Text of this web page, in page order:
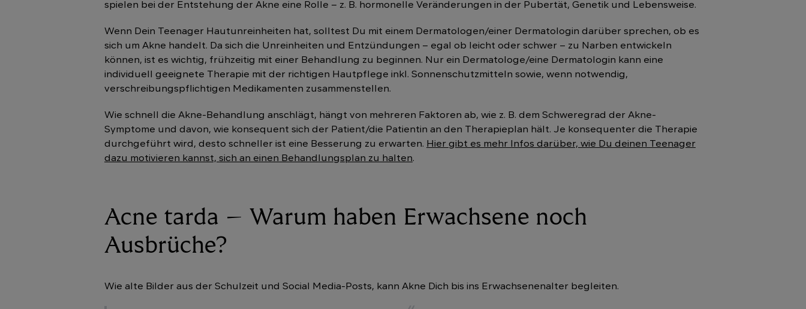
spielen bei der Entstehung der Akne eine Rolle – z. B. hormonelle Veränderungen in der Pubertät, Genetik und Lebensweise.
Wenn Dein Teenager Hautunreinheiten hat, solltest Du mit einem Dermatologen/einer Dermatologin darüber sprechen, ob es
sich um Akne handelt. Da sich die Unreinheiten und Entzündungen – egal ob leicht oder schwer – zu Narben entwickeln
können, ist es wichtig, frühzeitig mit einer Behandlung zu beginnen. Nur ein Dermatologe/eine Dermatologin kann eine
individuell geeignete Therapie mit der richtigen Hautpflege inkl. Sonnenschutzmitteln sowie, wenn notwendig,
verschreibungspflichtigen Medikamenten zusammenstellen.
Wie schnell die Akne-Behandlung anschlägt, hängt von mehreren Faktoren ab, wie z. B. dem Schweregrad der Akne-
Symptome und davon, wie konsequent sich der Patient/die Patientin an den Therapieplan hält. Je konsequenter die Therapie
durchgeführt wird, desto schneller ist eine Besserung zu erwarten. Hier gibt es mehr Infos darüber, wie Du deinen Teenager
dazu motivieren kannst, sich an einen Behandlungsplan zu halten.
Acne tarda – Warum haben Erwachsene noch
Ausbrüche?
Wie alte Bilder aus der Schulzeit und Social Media-Posts, kann Akne Dich bis ins Erwachsenenalter begleiten.